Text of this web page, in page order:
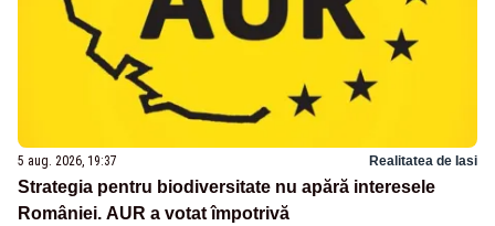
5 aug. 2026, 19:37 Realitatea de Iasi
Strategia pentru biodiversitate nu apără interesele
României. AUR a votat împotrivă